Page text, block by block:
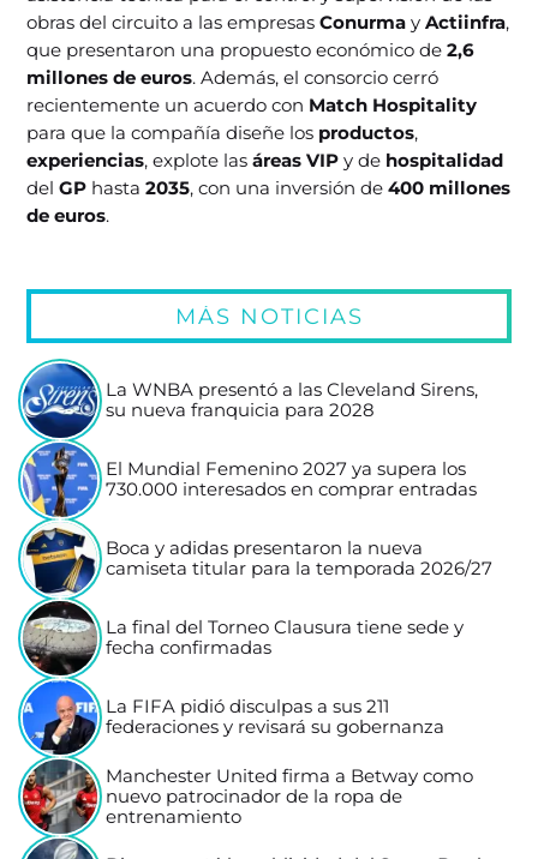
obras del circuito a las empresasConurmayActiinfra,
que presentaron una propuesto económico de2,6
millones de euros. Además, el consorcio cerró
recientemente un acuerdo con Match Hospitality
para que la compañía diseñe los productos,
experiencias, explote lasáreas VIPy de hospitalidad
delGP hasta2035, con una inversión de400 millones
de euros.
MÁS NOTICIAS
La WNBA presentó a las Cleveland Sirens,
su nueva franquicia para 2028
El Mundial Femenino 2027 ya supera los
730.000 interesados en comprar entradas
Boca y adidas presentaron la nueva
camiseta titular para la temporada 2026/27
La final del Torneo Clausura tiene sede y
fecha confirmadas
La FIFA pidió disculpas a sus 211
federaciones y revisará su gobernanza
Manchester United firma a Betway como
nuevo patrocinador de la ropa de
entrenamiento